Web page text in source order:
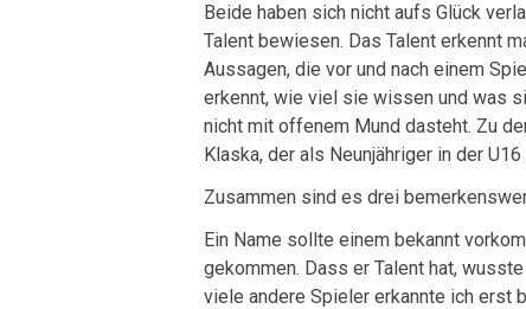
Beide haben sich nicht aufs Glück
Talent bewiesen. Das Talent erkennt
Aussagen, die vor und nach einem
erkennt, wie viel sie wissen und was
nicht mit offenem Mund dasteht. Zu
Klaska, der als Neunjähriger in der
Zusammen sind es drei
Ein Name sollte einem bekannt
gekommen. Dass er Talent hat,
viele andere Spieler erkannte ich erst